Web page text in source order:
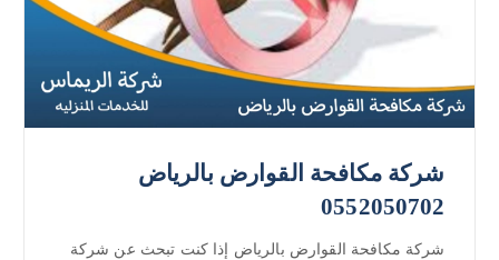
شركة مكافحة القوارض بالرياض
0552050702
شركة مكافحة القوارض بالرياض إذا كنت تبحث عن شركة